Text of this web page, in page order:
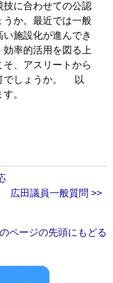
技に合わせての公認
うか。最近では一般
施設化が進んでき
率的活用を図る上
、アスリートから
でしょうか。 以
。
広田議員一般質問 >>
ページの先頭にもどる